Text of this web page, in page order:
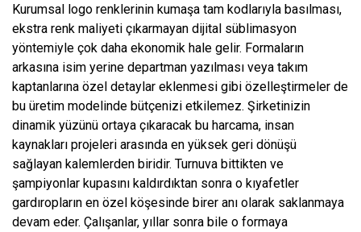
Kurumsal logo renklerinin kumaşa tam kodlarıyla basılması,
ekstra renk maliyeti çıkarmayan dijital süblimasyon
yöntemiyle çok daha ekonomik hale gelir. Formaların
arkasına isim yerine departman yazılması veya takım
kaptanlarına özel detaylar eklenmesi gibi özelleştirmeler de
bu üretim modelinde bütçenizi etkilemez. Şirketinizin
dinamik yüzünü ortaya çıkaracak bu harcama, insan
kaynakları projeleri arasında en yüksek geri dönüşü
sağlayan kalemlerden biridir. Turnuva bittikten ve
şampiyonlar kupasını kaldırdıktan sonra o kıyafetler
gardıropların en özel köşesinde birer anı olarak saklanmaya
devam eder. Çalışanlar, yıllar sonra bile o formaya